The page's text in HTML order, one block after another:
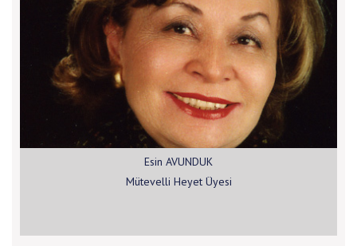
Esin AVUNDUK
Mütevelli Heyet Üyesi